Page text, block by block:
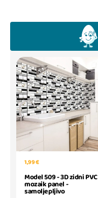
1,99 €
Model 509 - 3D zidni PVC
mozaik panel -
samoljepljivo